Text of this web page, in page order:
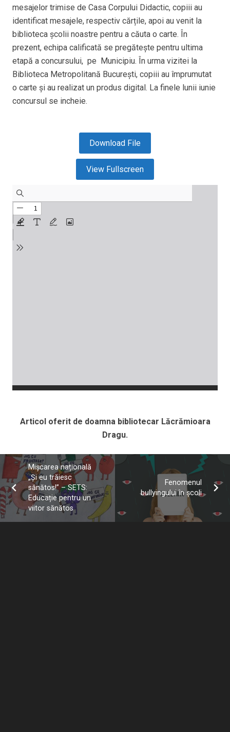
mesajelor trimise de Casa Corpului Didactic, copiii au
identificat mesajele, respectiv cărțile, apoi au venit la
biblioteca școlii noastre pentru a căuta o carte. În
prezent, echipa calificată se pregătește pentru ultima
etapă a concursului, pe Municipiu. În urma vizitei la
Biblioteca Metropolitană București, copiii au împrumutat
o carte și au realizat un produs digital. La finele lunii iunie
concursul se incheie.
Download File
View Fullscreen
Articol oferit de doamna bibliotecar Lăcrămioara
Dragu.
Mișcarea națională
„Și eu trăiesc
sănătos!” – SETS:
Educație pentru un
viitor sănătos
Fenomenul
bullyingului în școli